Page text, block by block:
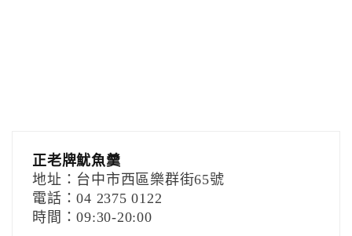
正老牌魷魚羹
地址：台中市西區樂群街65號
電話：04 2375 0122
時間：09:30-20:00